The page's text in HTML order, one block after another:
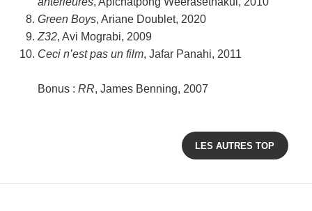
Green Boys, Ariane Doublet, 2020
Z32, Avi Mograbi, 2009
Ceci n’est pas un film, Jafar Panahi, 2011
Bonus :RR, James Benning, 2007
LES AUTRES TOP